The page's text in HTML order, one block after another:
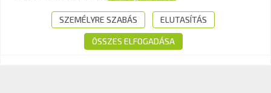
+36-1-510-0101
info@kavk.hu
SZEMÉLYRE SZABÁS ELUTASÍTÁS
ÖSSZES ELFOGADÁSA